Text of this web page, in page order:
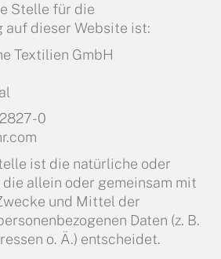
Stelle für die
auf dieser Website ist:
Textilien GmbH
0
ist die natürliche oder
allein oder gemeinsam mit
und Mittel der
Daten (z. B.
o. Ä.) entscheidet.